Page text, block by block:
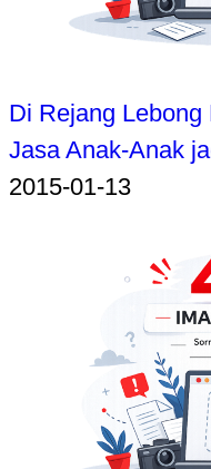
Di Rejang
Jasa Anak-Anak
2015-01-13